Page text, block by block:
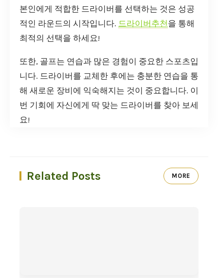
본인에게 적합한 드라이버를 선택하는 것은 성공
적인 라운드의 시작입니다. 드라이버추천을 통해
최적의 선택을 하세요!
또한, 골프는 연습과 많은 경험이 중요한 스포츠입
니다. 드라이버를 교체한 후에는 충분한 연습을 통
해 새로운 장비에 익숙해지는 것이 중요합니다. 이
번 기회에 자신에게 딱 맞는 드라이버를 찾아 보세
요!
Related Posts MORE